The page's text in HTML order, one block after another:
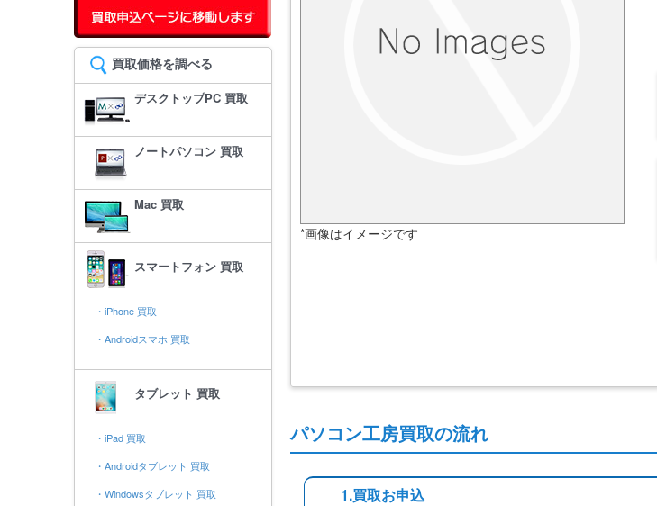
*画像はイメージです
パソコン工房買取の流れ
1.買取お申込
買取価格を調べる
デスクトップPC 買取
ノートパソコン 買取
Mac 買取
スマートフォン 買取
・iPhone 買取
・Androidスマホ 買取
タブレット 買取
・iPad 買取
・Androidタブレット 買取
・Windowsタブレット 買取